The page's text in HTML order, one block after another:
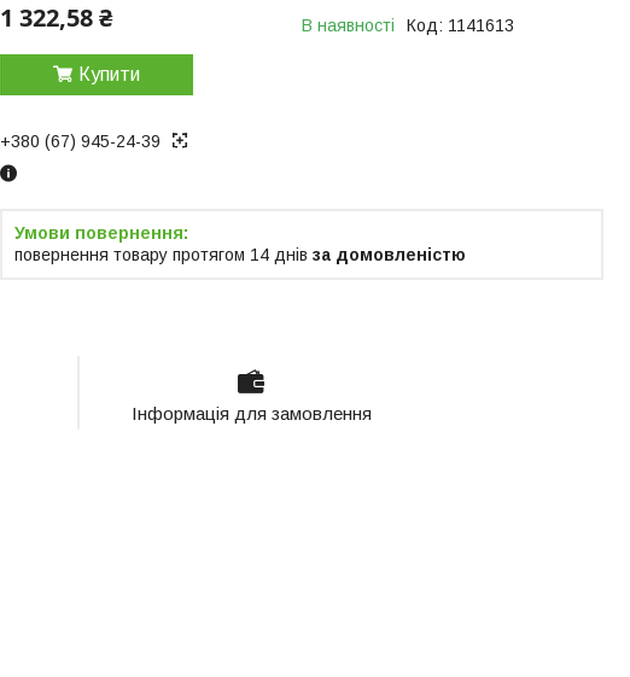
1 322,58 ₴ В наявності Код: 1141613
Купити
+380 (67) 945-24-39
повернення товару протягом 14 днів за домовленістю
Інформація для замовлення